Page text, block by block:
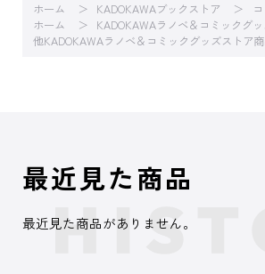
ホーム KADOKAWAブックストア
ホーム
KADOKAWAラノベ＆コミックグ
他KADOKAWAラノベ＆コミックグッズストア
最近見た商品
最近見た商品がありません。